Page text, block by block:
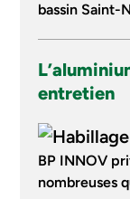
bassin Saint-
entretien
BP INNOV
nombreuses